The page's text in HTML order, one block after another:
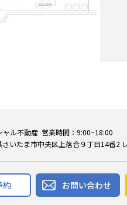
ャル不動産 営業時間：9:00~18:00
いたま市中央区上落合９丁目14番2
約 お問い合わせ